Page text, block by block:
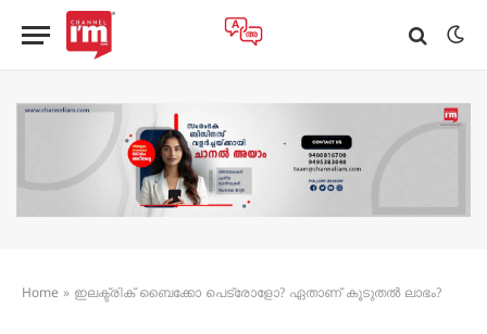
Home » ഇലക്ട്രിക് ബൈക്കോ പെട്രോളോ? ഏതാണ് കൂടുതൽ ലാഭം?